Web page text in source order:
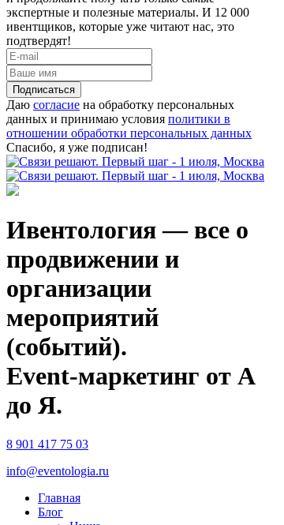
экспертные и полезные материалы. И 12 000
ивентщиков, которые уже читают нас, это
подтвердят!
Подписаться
Даю согласие на обработку персональных
данных и принимаю условия политики в
отношении обработки персональных данных
Спасибо, я уже подписан!
Ивентология — все о
продвижении и
организации
мероприятий
(событий).
Event-маркетинг от А
до Я.
8 901 417 75 03
info@eventologia.ru
Главная
Блог